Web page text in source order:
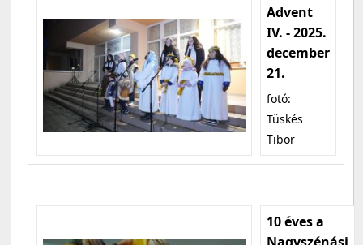
Advent
IV. - 2025.
december
21.
fotó:
Tüskés
Tibor
10 éves a